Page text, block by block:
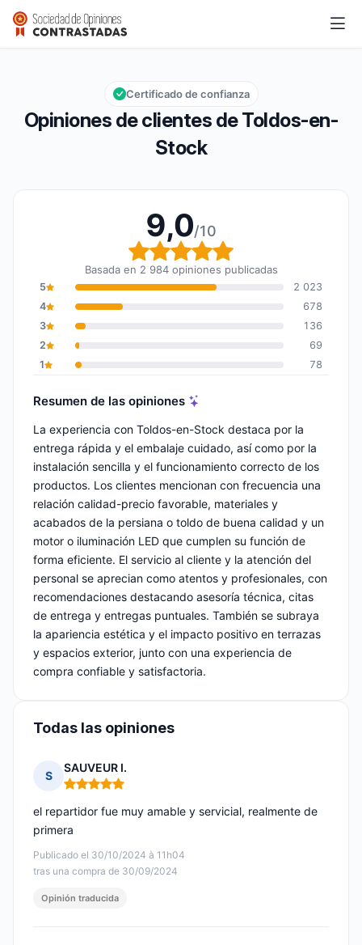
Toldos-en-Stock
Calificación global: 9,0 de 10
9,0/10
Opiniones de clientes de Toldos-en-
Stock
Certificado de confianza
9,0/10
Calificación global: 9,0
Basada en 2 984 opiniones publicadas
5
2 023
4
678
3
136
2
69
1
78
Resumen de las opiniones
La experiencia con Toldos-en-Stock destaca por la
entrega rápida y el embalaje cuidado, así como por la
instalación sencilla y el funcionamiento correcto de los
productos. Los clientes mencionan con frecuencia una
relación calidad-precio favorable, materiales y
acabados de la persiana o toldo de buena calidad y un
motor o iluminación LED que cumplen su función de
forma eficiente. El servicio al cliente y la atención del
personal se aprecian como atentos y profesionales, con
recomendaciones destacando asesoría técnica, citas
de entrega y entregas puntuales. También se subraya
la apariencia estética y el impacto positivo en terrazas
y espacios exterior, junto con una experiencia de
compra confiable y satisfactoria.
Todas las opiniones
S
SAUVEUR I.
Nota: 5 de 5
Publicado el 30/10/2024 à 11h04
tras una compra de 30/09/2024
el repartidor fue muy amable y servicial, realmente de
primera
Opinión traducida